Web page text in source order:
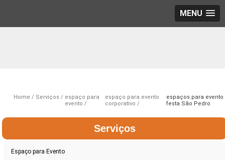
MENU
Home Serviços
espaço para
evento
espaço para evento
corporativo
espaços para evento
festa São Pedro
Serviços
Espaço para Evento